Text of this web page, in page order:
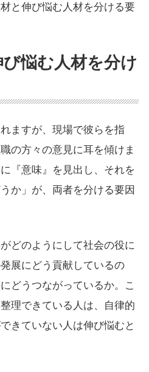
と伸び悩む人材を分ける要
悩む人材を分け
ますが、現場で彼らを指
の方々の意見に耳を傾けま
『意味』を見出し、それを
か」が、両者を分ける要因
どのようにして社会の役に
展にどう貢献しているの
どうつながっているか。こ
理できている人は、自律的
きていない人は伸び悩むと